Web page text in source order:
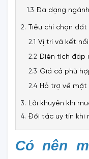
Đa dạng
Tiêu chí chọn
Vị trí và kết
Diện tích đáp
Giá cả phù
Hỗ trợ về mặt
Lời khuyên khi
Đối tác uy tín khi
Có nên